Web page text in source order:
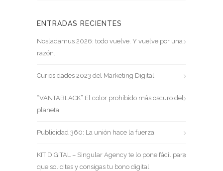
ENTRADAS RECIENTES
Nosladamus 2026: todo vuelve. Y vuelve por una
razón.
Curiosidades 2023 del Marketing Digital
“VANTABLACK” El color prohibido más oscuro del
planeta
Publicidad 360: La unión hace la fuerza
KIT DIGITAL – Singular Agency te lo pone fácil para
que solicites y consigas tu bono digital